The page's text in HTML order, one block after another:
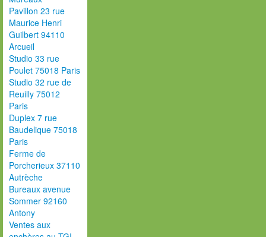
Pavillon 23 rue
Maurice Henri
Guilbert 94110
Arcueil
Studio 33 rue
Poulet 75018 Paris
Studio 32 rue de
Reuilly 75012
Paris
Duplex 7 rue
Baudelique 75018
Paris
Ferme de
Porcherieux 37110
Autrèche
Bureaux avenue
Sommer 92160
Antony
Ventes aux